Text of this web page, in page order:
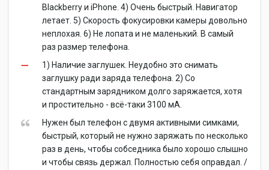
Blackberry и iPhone. 4) Очень быстрый. Навигатор
летает. 5) Скорость фокусировки камеры довольно
неплохая. 6) Не лопата и не маленький. В самый
раз размер телефона.
1) Наличие заглушек. Неудобно это снимать
заглушку ради заряда телефона. 2) Со
стандартным зарядником долго заряжается, хотя
и простительно - всё-таки 3100 мА.
Нужен был телефон с двумя активными симками,
быстрый, который не нужно заряжать по несколько
раз в день, чтобы собседника было хорошо слышно
и чтобы связь держал. Полностью себя оправдал. /